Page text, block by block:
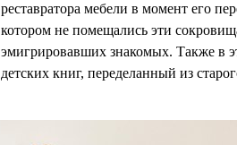
реставратора мебели в момент его
котором не помещались эти
эмигрировавших знакомых. Также в
детских книг, переделанный из